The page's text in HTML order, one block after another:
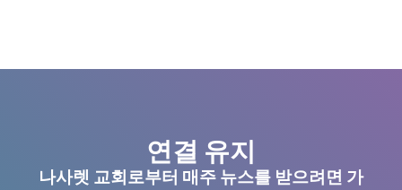
연결 유지
나사렛 교회로부터 매주 뉴스를 받으려면 가